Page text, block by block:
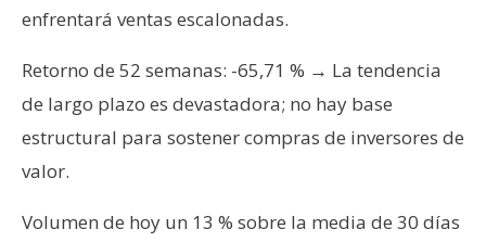
enfrentará ventas escalonadas.
Retorno de 52 semanas: -65,71 % → La tendencia
de largo plazo es devastadora; no hay base
estructural para sostener compras de inversores de
valor.
Volumen de hoy un 13 % sobre la media de 30 días